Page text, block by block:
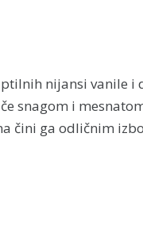
nijansi vanile i
snagom i
čini ga odličnim